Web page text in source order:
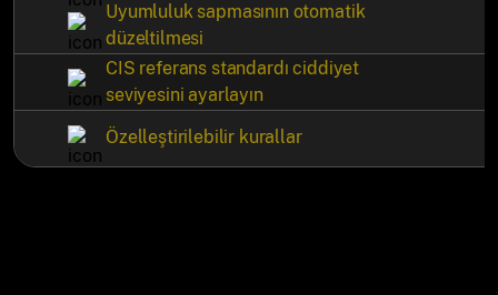
Uyumluluk sapmasının otomatik
düzeltilmesi
CIS referans standardı ciddiyet
seviyesini ayarlayın
Özelleştirilebilir kurallar